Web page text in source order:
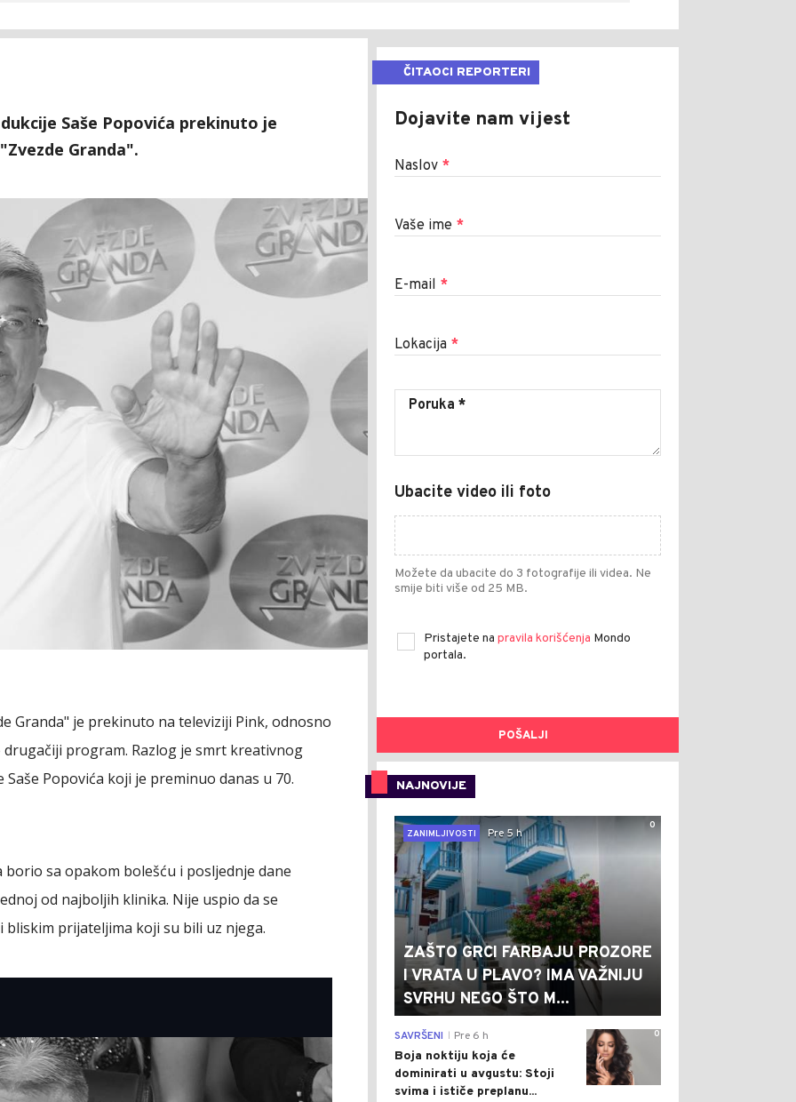
Saše Popovića prekinuto je
Granda".
Granda" je prekinuto na televiziji Pink, odnosno
program. Razlog je smrt kreativnog
Popovića koji je preminuo danas u 70.
sa opakom bolešću i posljednje dane
od najboljih klinika. Nije uspio da se
prijateljima koji su bili uz njega.
ČITAOCI REPORTERI
Dojavite nam vijest
Naslov *
Vaše ime *
E-mail *
Lokacija *
Ubacite video ili foto
Možete da ubacite do 3 fotografije ili videa. Ne
smije biti više od 25 MB.
Pristajete na pravila korišćenja Mondo
portala.
POŠALJI
NAJNOVIJE
0
ZANIMLJIVOSTI
Pre 5 h
ZAŠTO GRCI FARBAJU PROZORE
I VRATA U PLAVO? IMA VAŽNIJU
SVRHU NEGO ŠTO M...
0
SAVRŠENI Pre 6 h
Boja noktiju koja će
dominirati u avgustu: Stoji
svima i ističe preplanu...